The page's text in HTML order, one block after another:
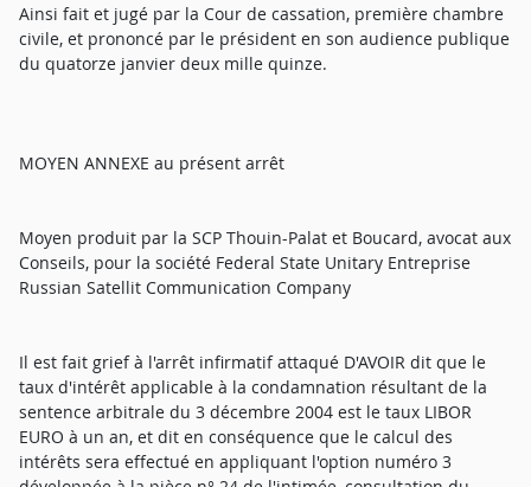
Ainsi fait et jugé par la Cour de cassation, première chambre
civile, et prononcé par le président en son audience publique
du quatorze janvier deux mille quinze.
MOYEN ANNEXE au présent arrêt
Moyen produit par la SCP Thouin-Palat et Boucard, avocat aux
Conseils, pour la société Federal State Unitary Entreprise
Russian Satellit Communication Company
Il est fait grief à l'arrêt infirmatif attaqué D'AVOIR dit que le
taux d'intérêt applicable à la condamnation résultant de la
sentence arbitrale du 3 décembre 2004 est le taux LIBOR
EURO à un an, et dit en conséquence que le calcul des
intérêts sera effectué en appliquant l'option numéro 3